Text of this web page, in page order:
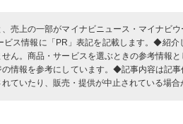
売上の一部がマイナビニュース・マイナビ
ス情報に「PR」表記を記載します。◆紹
ん。商品・サービスを選ぶときの参考情報
情報を参考にしています。◆記事内容は記
ていたり、販売・提供が中止されている場合